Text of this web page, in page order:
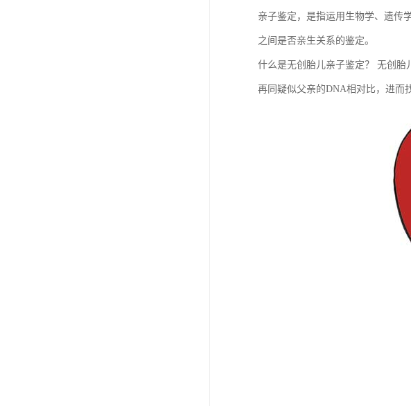
亲子鉴定，是指运用生物学、遗传
之间是否亲生关系的鉴定。
什么是无创胎儿亲子鉴定？ 无创胎
再同疑似父亲的DNA相对比，进而